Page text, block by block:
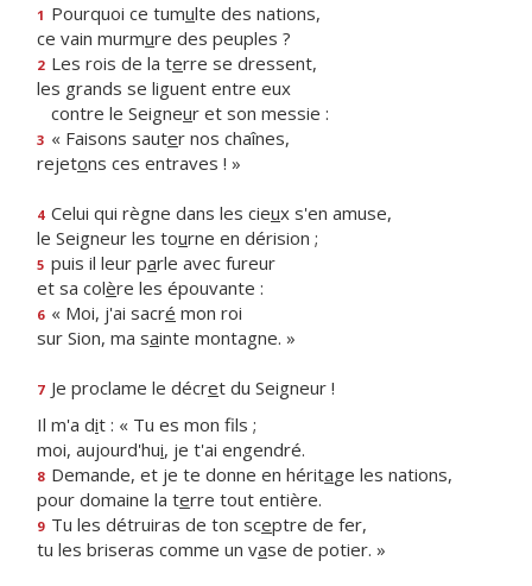
1 Pourquoi ce tumulte des nations,
ce vain murmure des peuples ?
2 Les rois de la terre se dressent,
les grands se liguent entre eux
contre le Seigneur et son messie :
3 « Faisons sauter nos chaînes,
rejetons ces entraves ! »
4 Celui qui règne dans les cieux s'en amuse,
le Seigneur les tourne en dérision ;
5 puis il leur parle avec fureur
et sa colère les épouvante :
6 « Moi, j'ai sacré mon roi
sur Sion, ma sainte montagne. »
7 Je proclame le décret du Seigneur !
Il m'a dit : « Tu es mon fils ;
moi, aujourd'hui, je t'ai engendré.
8 Demande, et je te donne en héritage les nations,
pour domaine la terre tout entière.
9 Tu les détruiras de ton sceptre de fer,
tu les briseras comme un vase de potier. »